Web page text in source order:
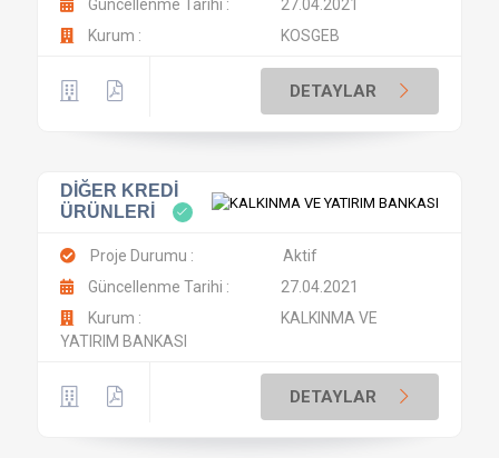
Güncellenme Tarihi :
27.04.2021
Kurum :
KOSGEB
DETAYLAR
DİĞER KREDİ
ÜRÜNLERİ
Proje Durumu :
Aktif
Güncellenme Tarihi :
27.04.2021
Kurum :
KALKINMA VE
YATIRIM BANKASI
DETAYLAR